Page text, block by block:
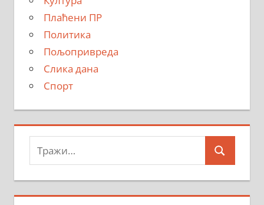
Плаћени ПР
Политика
Пољопривреда
Слика дана
Спорт
Тражи:
Search